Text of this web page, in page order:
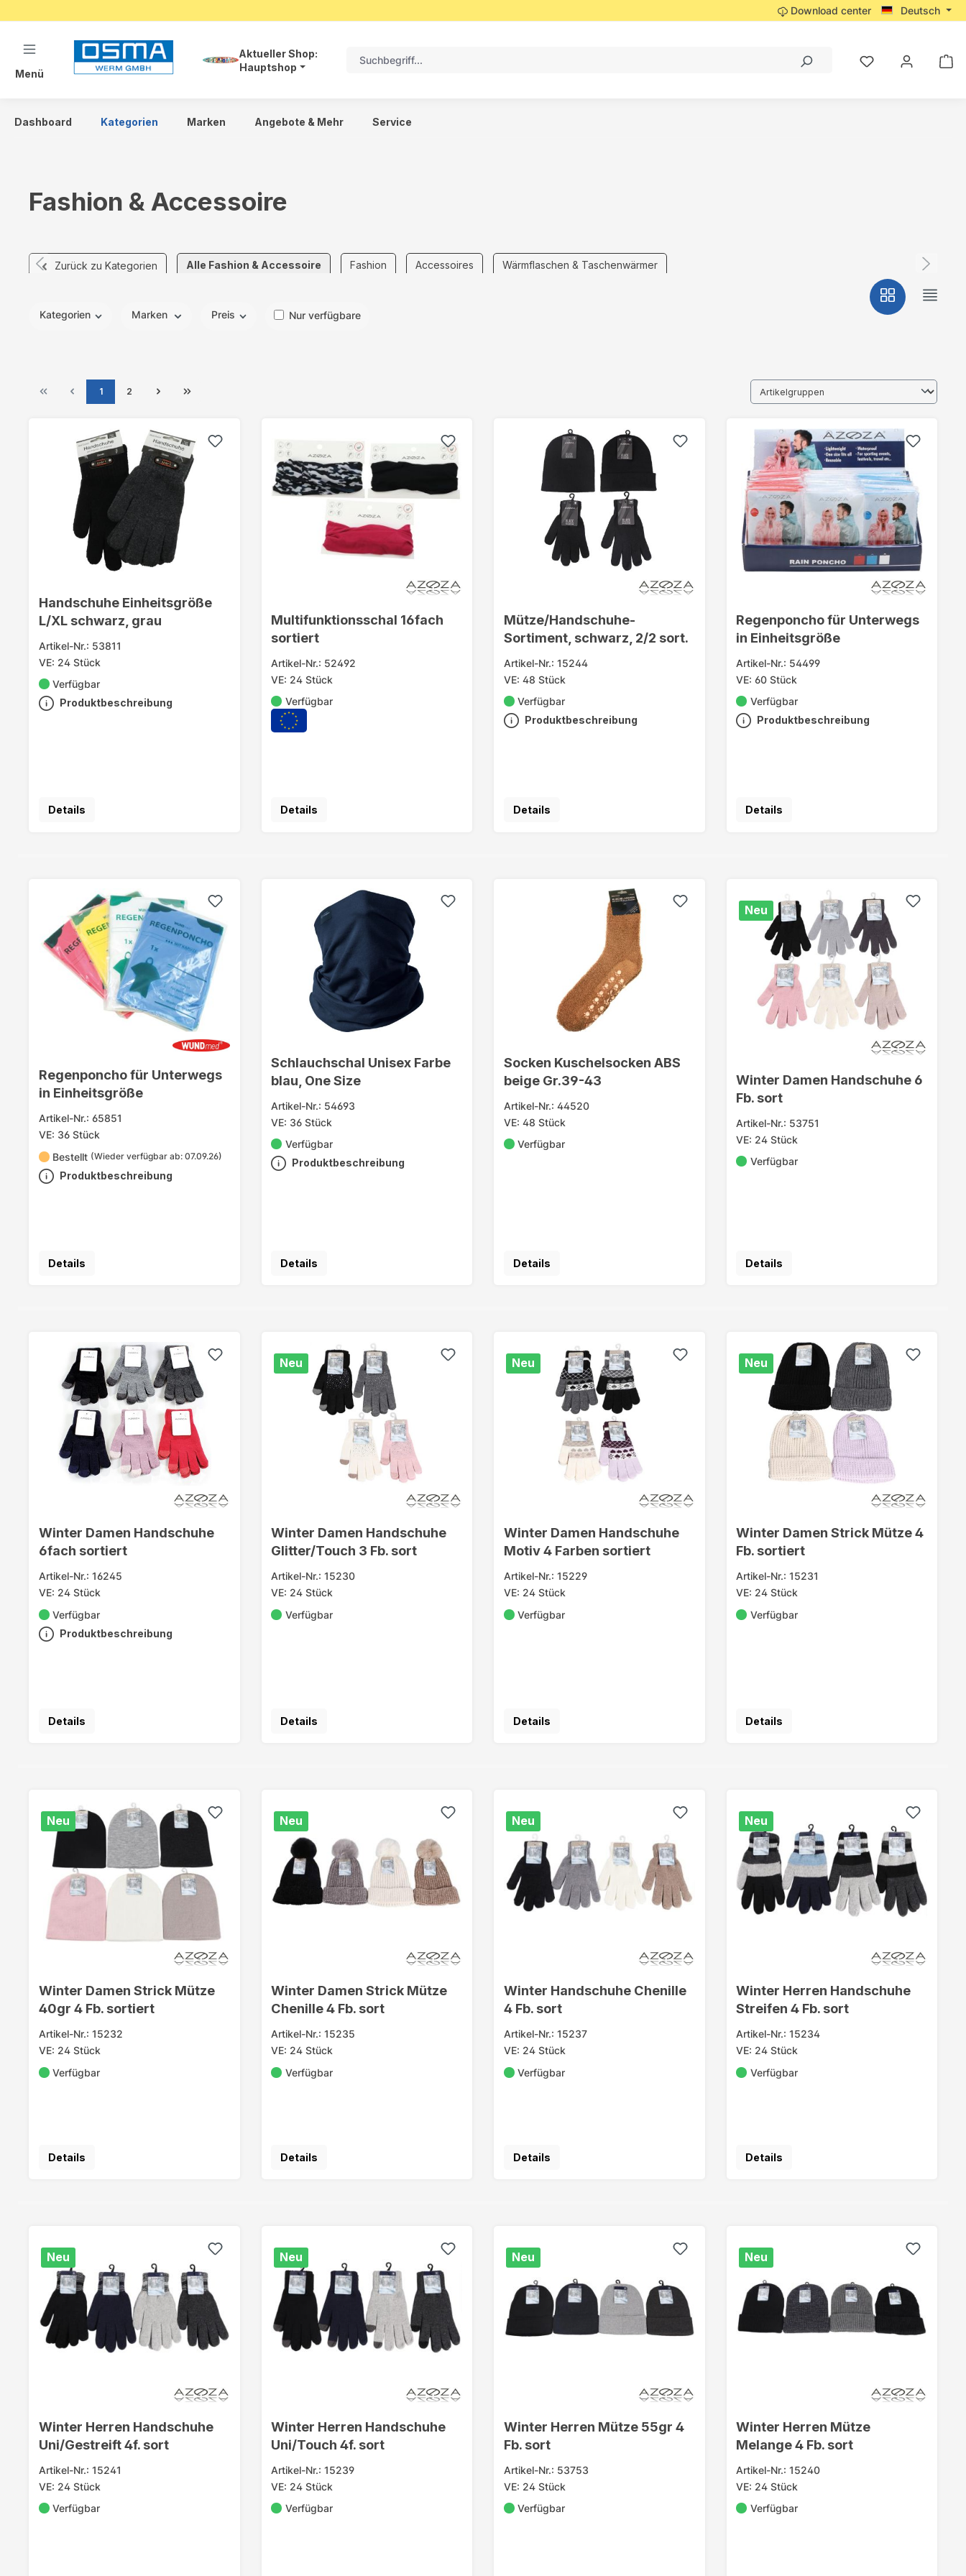
Download center Deutsch
Menü
Aktueller Shop:
Hauptshop
Dashboard Kategorien Marken Angebote & Mehr Service
Fashion & Accessoire
Zurück zu Kategorien Alle Fashion & Accessoire Fashion Accessoires Wärmflaschen & Taschenwärmer
Kategorien Marken Preis Nur verfügbare
1 2
Handschuhe Einheitsgröße
L/XL schwarz, grau
Artikel-Nr.: 53811
VE: 24 Stück
Verfügbar
Produktbeschreibung
Details
Multifunktionsschal 16fach
sortiert
Artikel-Nr.: 52492
VE: 24 Stück
Verfügbar
Details
Mütze/Handschuhe-
Sortiment, schwarz, 2/2 sort.
Artikel-Nr.: 15244
VE: 48 Stück
Verfügbar
Produktbeschreibung
Details
Regenponcho für Unterwegs
in Einheitsgröße
Artikel-Nr.: 54499
VE: 60 Stück
Verfügbar
Produktbeschreibung
Details
Regenponcho für Unterwegs
in Einheitsgröße
Artikel-Nr.: 65851
VE: 36 Stück
Bestellt (Wieder verfügbar ab: 07.09.26)
Produktbeschreibung
Details
Schlauchschal Unisex Farbe
blau, One Size
Artikel-Nr.: 54693
VE: 36 Stück
Verfügbar
Produktbeschreibung
Details
Socken Kuschelsocken ABS
beige Gr.39-43
Artikel-Nr.: 44520
VE: 48 Stück
Verfügbar
Details
Neu
Winter Damen Handschuhe 6
Fb. sort
Artikel-Nr.: 53751
VE: 24 Stück
Verfügbar
Details
Winter Damen Handschuhe
6fach sortiert
Artikel-Nr.: 16245
VE: 24 Stück
Verfügbar
Produktbeschreibung
Details
Neu
Winter Damen Handschuhe
Glitter/Touch 3 Fb. sort
Artikel-Nr.: 15230
VE: 24 Stück
Verfügbar
Details
Neu
Winter Damen Handschuhe
Motiv 4 Farben sortiert
Artikel-Nr.: 15229
VE: 24 Stück
Verfügbar
Details
Neu
Winter Damen Strick Mütze 4
Fb. sortiert
Artikel-Nr.: 15231
VE: 24 Stück
Verfügbar
Details
Neu
Winter Damen Strick Mütze
40gr 4 Fb. sortiert
Artikel-Nr.: 15232
VE: 24 Stück
Verfügbar
Details
Neu
Winter Damen Strick Mütze
Chenille 4 Fb. sort
Artikel-Nr.: 15235
VE: 24 Stück
Verfügbar
Details
Neu
Winter Handschuhe Chenille
4 Fb. sort
Artikel-Nr.: 15237
VE: 24 Stück
Verfügbar
Details
Neu
Winter Herren Handschuhe
Streifen 4 Fb. sort
Artikel-Nr.: 15234
VE: 24 Stück
Verfügbar
Details
Neu
Winter Herren Handschuhe
Uni/Gestreift 4f. sort
Artikel-Nr.: 15241
VE: 24 Stück
Verfügbar
Neu
Winter Herren Handschuhe
Uni/Touch 4f. sort
Artikel-Nr.: 15239
VE: 24 Stück
Verfügbar
Neu
Winter Herren Mütze 55gr 4
Fb. sort
Artikel-Nr.: 53753
VE: 24 Stück
Verfügbar
Neu
Winter Herren Mütze
Melange 4 Fb. sort
Artikel-Nr.: 15240
VE: 24 Stück
Verfügbar